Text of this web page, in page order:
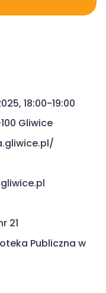
18:00-19:00
Gliwice
21
Publiczna w